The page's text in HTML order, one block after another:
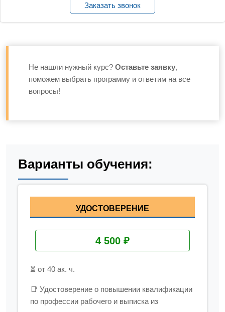
Заказать звонок
Не нашли нужный курс? Оставьте заявку,
поможем выбрать программу и ответим на все
вопросы!
Варианты обучения:
УДОСТОВЕРЕНИЕ
4 500 ₽
⏳ от 40 ак. ч.
📑 Удостоверение о повышении квалификации
по профессии рабочего и выписка из